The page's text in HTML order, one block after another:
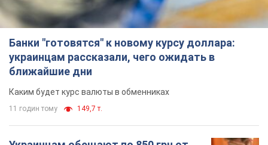
Банки "готовятся" к новому курсу доллара:
украинцам рассказали, чего ожидать в
ближайшие дни
Каким будет курс валюты в обменниках
11 годин тому 149,7 т.